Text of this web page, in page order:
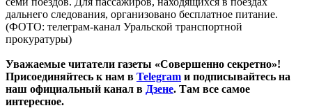
дальнего следования, организовано бесплатное питание.
(ФОТО: телеграм-канал Уральской транспортной
прокуратуры)
Уважаемые читатели газеты «Совершенно секретно»!
Присоединяйтесь к нам в Telegram и подписывайтесь на
наш официальный канал в Дзене. Там все самое
интересное.